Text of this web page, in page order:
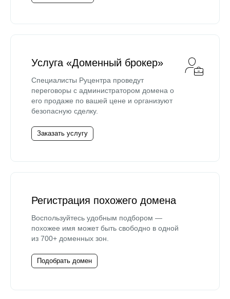
Услуга «Доменный брокер»
Специалисты Руцентра проведут
переговоры с администратором домена о
его продаже по вашей цене и организуют
безопасную сделку.
Заказать услугу
Регистрация похожего домена
Воспользуйтесь удобным подбором —
похожее имя может быть свободно в одной
из 700+ доменных зон.
Подобрать домен